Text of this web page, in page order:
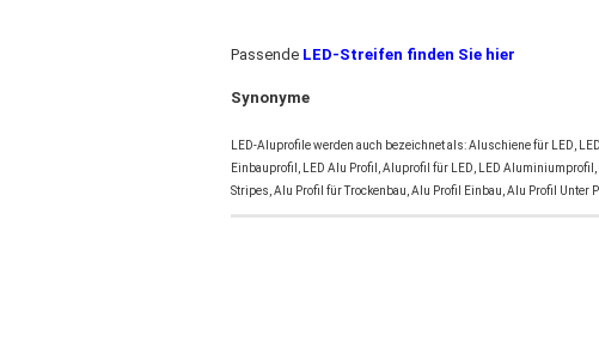
Passende LED-Streifen finden Sie hier
Synonyme
LED-Aluprofile werden auch bezeichnet als: Aluschiene für LED,
Einbauprofil, LED Alu Profil, Aluprofil für LED, LED Aluminiumprofil,
Stripes, Alu Profil für Trockenbau, Alu Profil Einbau, Alu Profil Unter